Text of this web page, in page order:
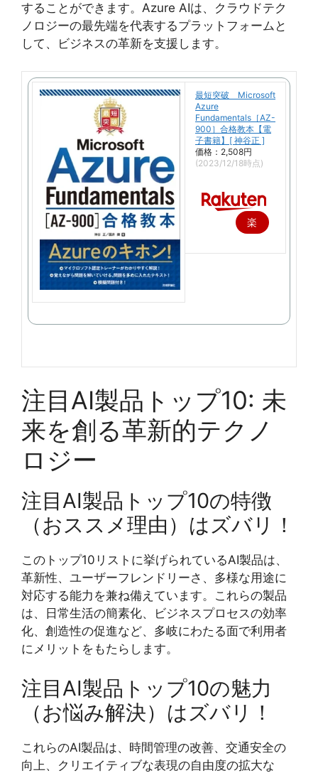
することができます。Azure AIは、クラウドテク
ノロジーの最先端を代表するプラットフォームと
して、ビジネスの革新を支援します。
最短突破 Microsoft
Azure
Fundamentals［AZ-
900］合格教本【電
子書籍】[ 神谷正 ]
価格：2,508円
(2023/12/18時点)
楽
注目AI製品トップ10: 未
来を創る革新的テクノ
ロジー
注目AI製品トップ10の特徴
（おススメ理由）はズバリ！
このトップ10リストに挙げられているAI製品は、
革新性、ユーザーフレンドリーさ、多様な用途に
対応する能力を兼ね備えています。これらの製品
は、日常生活の簡素化、ビジネスプロセスの効率
化、創造性の促進など、多岐にわたる面で利用者
にメリットをもたらします。
注目AI製品トップ10の魅力
（お悩み解決）はズバリ！
これらのAI製品は、時間管理の改善、交通安全の
向上、クリエイティブな表現の自由度の拡大な